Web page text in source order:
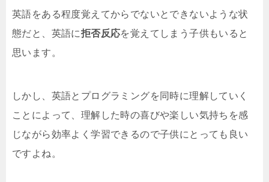
英語をある程度覚えてからでないとできないような状
態だと、英語に拒否反応を覚えてしまう子供もいると
思います。
しかし、英語とプログラミングを同時に理解していく
ことによって、理解した時の喜びや楽しい気持ちを感
じながら効率よく学習できるので子供にとっても良い
ですよね。